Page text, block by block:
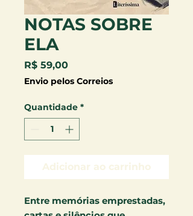
NOTAS SOBRE
ELA
R$ 59,00Preço
Envio pelos Correios
Quantidade *
Adicionar ao carrinho
Entre memórias emprestadas,